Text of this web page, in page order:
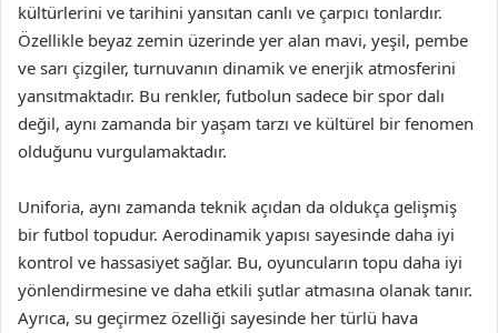
kültürlerini ve tarihini yansıtan canlı ve çarpıcı tonlardır.
Özellikle beyaz zemin üzerinde yer alan mavi, yeşil, pembe
ve sarı çizgiler, turnuvanın dinamik ve enerjik atmosferini
yansıtmaktadır. Bu renkler, futbolun sadece bir spor dalı
değil, aynı zamanda bir yaşam tarzı ve kültürel bir fenomen
olduğunu vurgulamaktadır.
Uniforia, aynı zamanda teknik açıdan da oldukça gelişmiş
bir futbol topudur. Aerodinamik yapısı sayesinde daha iyi
kontrol ve hassasiyet sağlar. Bu, oyuncuların topu daha iyi
yönlendirmesine ve daha etkili şutlar atmasına olanak tanır.
Ayrıca, su geçirmez özelliği sayesinde her türlü hava